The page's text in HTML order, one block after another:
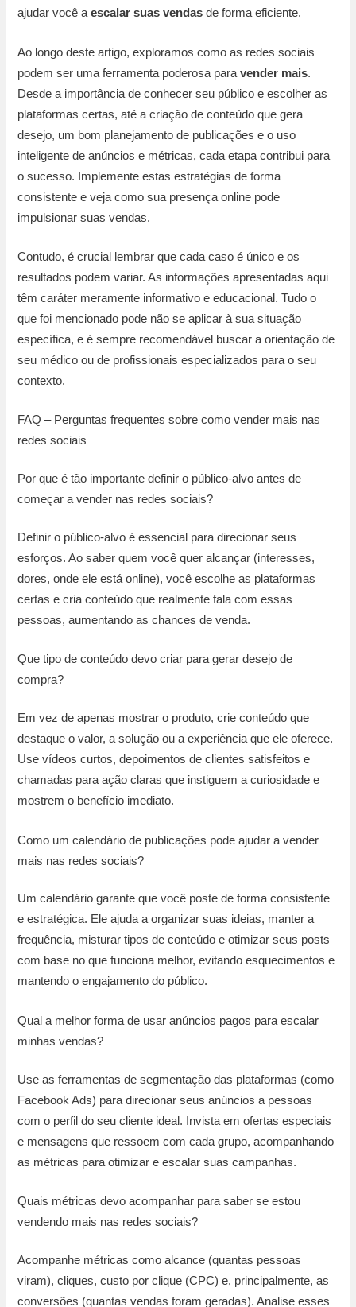
ajudar você aescalar suas vendas de forma eficiente.
Ao longo deste artigo, exploramos como as redes sociais
podem ser uma ferramenta poderosa paravender mais.
Desde a importância de conhecer seu público e escolher as
plataformas certas, até a criação de conteúdo que gera
desejo, um bom planejamento de publicações e o uso
inteligente de anúncios e métricas, cada etapa contribui para
o sucesso. Implemente estas estratégias de forma
consistente e veja como sua presença online pode
impulsionar suas vendas.
Contudo, é crucial lembrar que cada caso é único e os
resultados podem variar. As informações apresentadas aqui
têm caráter meramente informativo e educacional. Tudo o
que foi mencionado pode não se aplicar à sua situação
específica, e é sempre recomendável buscar a orientação de
seu médico ou de profissionais especializados para o seu
contexto.
FAQ – Perguntas frequentes sobre como vender mais nas
redes sociais
Por que é tão importante definir o público-alvo antes de
começar a vender nas redes sociais?
Definir o público-alvo é essencial para direcionar seus
esforços. Ao saber quem você quer alcançar (interesses,
dores, onde ele está online), você escolhe as plataformas
certas e cria conteúdo que realmente fala com essas
pessoas, aumentando as chances de venda.
Que tipo de conteúdo devo criar para gerar desejo de
compra?
Em vez de apenas mostrar o produto, crie conteúdo que
destaque o valor, a solução ou a experiência que ele oferece.
Use vídeos curtos, depoimentos de clientes satisfeitos e
chamadas para ação claras que instiguem a curiosidade e
mostrem o benefício imediato.
Como um calendário de publicações pode ajudar a vender
mais nas redes sociais?
Um calendário garante que você poste de forma consistente
e estratégica. Ele ajuda a organizar suas ideias, manter a
frequência, misturar tipos de conteúdo e otimizar seus posts
com base no que funciona melhor, evitando esquecimentos e
mantendo o engajamento do público.
Qual a melhor forma de usar anúncios pagos para escalar
minhas vendas?
Use as ferramentas de segmentação das plataformas (como
Facebook Ads) para direcionar seus anúncios a pessoas
com o perfil do seu cliente ideal. Invista em ofertas especiais
e mensagens que ressoem com cada grupo, acompanhando
as métricas para otimizar e escalar suas campanhas.
Quais métricas devo acompanhar para saber se estou
vendendo mais nas redes sociais?
Acompanhe métricas como alcance (quantas pessoas
viram), cliques, custo por clique (CPC) e, principalmente, as
conversões (quantas vendas foram geradas). Analise esses